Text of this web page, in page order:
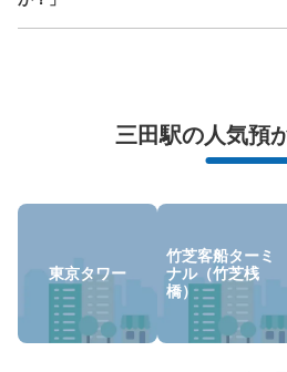
三田駅の出口A3を出て隣の
の間に設置、24時間営業
保管できる荷物数
中 3/
¥200
支払い方法
荷物の破損、盗難等万が一に備え
三田駅の人気預
東京タワー
竹芝客船ターミ
ナル（竹芝桟
橋）